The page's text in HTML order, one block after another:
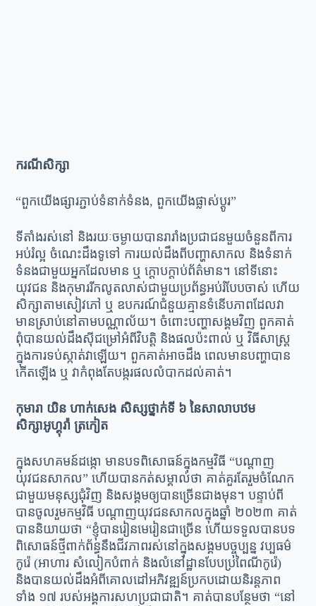
ករណីសិក្សា
“ពួកយើងផ្សារភ្ជាប់ទំនាក់ទំនង, ពួកយើងផ្លាស់ប្តូរ”
ទីតាំងរស់នៅ និងរយៈចម្ងាយបានរារាំងប្រជាជនមួយចំនួនពីការ
អប់រំល្អ ចំណេះដឹងទូទៅ ការយល់ដឹងពីបញ្ហាសាកល និងទំនាក់
ទំនងជាមួយអ្នកដែលមាន ឬ ក្តោបក្តាប់ព័ត៌មាន។ នៅទីនោះ
យុវជន និងកុមាររីកលូតលាស់ជាមួយប្រព័ន្ធអប់រំបែបចាស់ ហើយ
សិក្សាតាមសៀវភៅ ឬ ឧបករណ៍ជំនួយគ្មានទំនើបភាពដែលវា
មានស្រាប់នៅតាមបណ្ណាល័យ។ ចំពោះបញ្ហាសង្គមវិញ ពួកគាត់
ពុំបានយល់ដឹងស៊ីជម្រៅអំពីវិបត្តិ និងផលប៉ះពាល់ ឬ វិធីសាស្ត្រ
ក្នុងការទប់ស្កាត់វាឡើយ។ ពួកគាត់អាចដឹង ពេលមានបញ្ហាបាន
កើតឡើង ឬ វាកំពុងតែបង្ករផលលំបាកដល់គាត់។
កុមារា យិន ហាក់សេង សិស្សថ្នាក់ទី ៦ នៃសាលាបឋម
សិក្សាអូហ្គុរ៉ា ត្រកៀត
ក្នុងសហគមន៍ដង្កោ មានបទពិសោធន៍ក្នុងកម្មវិធី “បណ្តាញ
យុវជនសាកល” ហើយបានកត់សម្គាល់ថា គាត់គួរតែរួមចំណែក
ជាមួយមនុស្សជុំវិញ និងសង្គមឲ្យបានច្រើនជាងមុន។ បន្ទាប់ពី
បានចូលរួមកម្មវិធី បណ្តាញយុវជនសាកលក្នុងឆ្នាំ ២០២៣ គាត់
បាននិយាយថា “ខ្ញុំបានរៀនមេរៀនជាច្រើន ហើយទទួលបានបទ
ពិសោធន៍ថ្មីពាក់ព័ន្ធនឹងជីវភាពរស់នៅក្នុងសង្គមបច្ចុប្បន្ន វប្បធម៌
កូរ៉េ (អាហារ សំលៀកបំពាក់ និងលំនៅដ្ឋានបែបប្រពៃណីកូរ៉េ)
និងបានយល់ដឹងអំពីគោលដៅអភិវឌ្ឍន៍ប្រកបដោយនិរន្តភាព
ទាំង ១៧ របស់អង្គការសហប្រជាជាតិ។ គាត់បានបន្ថែមថា “នៅ